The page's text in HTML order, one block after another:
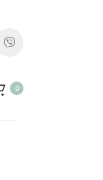
0